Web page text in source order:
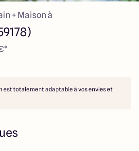
nous
+ Maison à
est totalement adaptable à vos envies et